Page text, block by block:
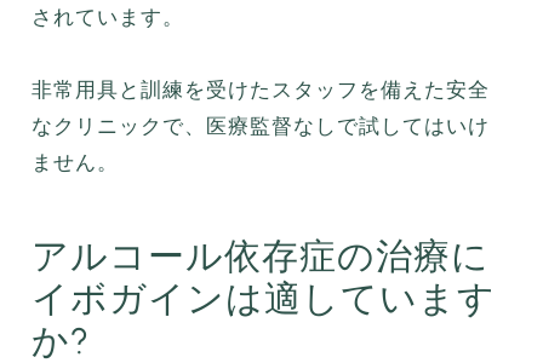
されています。
非常用具と訓練を受けたスタッフを備えた安全
なクリニックで、医療監督なしで試してはいけ
ません。
アルコール依存症の治療に
イボガインは適しています
か?